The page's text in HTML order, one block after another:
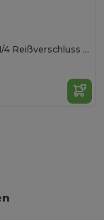
Trainings-Sweatshirt mit 1/4 Reißverschluss für Kinder